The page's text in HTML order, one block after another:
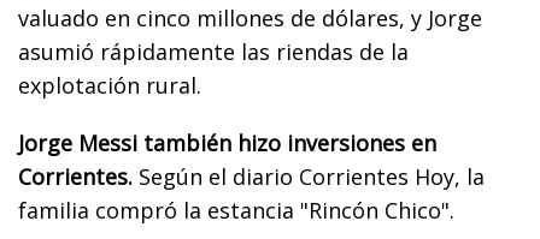
valuado en cinco millones de dólares, y Jorge
asumió rápidamente las riendas de la
explotación rural.
Jorge Messi también hizo inversiones en
Corrientes. Según el diario Corrientes Hoy, la
familia compró la estancia "Rincón Chico".